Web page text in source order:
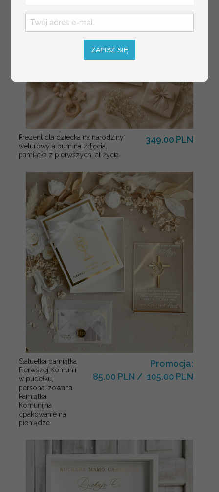
Prezent dla dziecka na narodziny
welurowy album na zdjęcia,
pamiątka z pierwszych lat życia
349.00 PLN
Statuetka pamiątka
Pierwszej Komunii
w pudełku,
personalizowana
Pamiątka
Komunijna
opakowanie na
pieniądze
Promocja:
85.00 PLN / 105.00 PLN
ZAPISZ SIĘ